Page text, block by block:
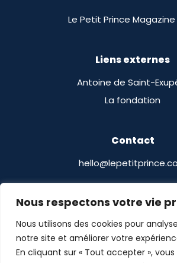
Nous respectons votre vie
Nous utilisons des cookies pour
notre site et améliorer votre
En cliquant sur « Tout accepter »,
Le Petit Prince Magazine
Liens externes
Antoine de Saint-
La fondation
Contact
13 Boulevard Edgar
75014 Paris, France